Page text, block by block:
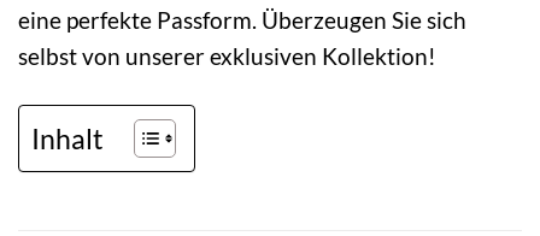
eine perfekte Passform. Überzeugen Sie sich
selbst von unserer exklusiven Kollektion!
Inhalt